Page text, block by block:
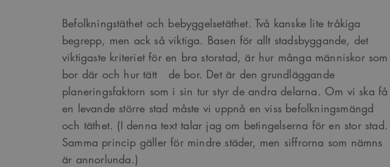
Befolkningstäthet och bebyggelsetäthet. Två kanske lite tråkiga
begrepp, men ack så viktiga. Basen för allt stadsbyggande, det
viktigaste kriteriet för en bra storstad, är hur många människor som
bor där och hur tätt de bor. Det är den grundläggande
planeringsfaktorn som i sin tur styr de andra delarna. Om vi ska få
en levande större stad måste vi uppnå en viss befolkningsmängd
och täthet. (I denna text talar jag om betingelserna för en stor stad.
Samma princip gäller för mindre städer, men siffrorna som nämns
är annorlunda.)